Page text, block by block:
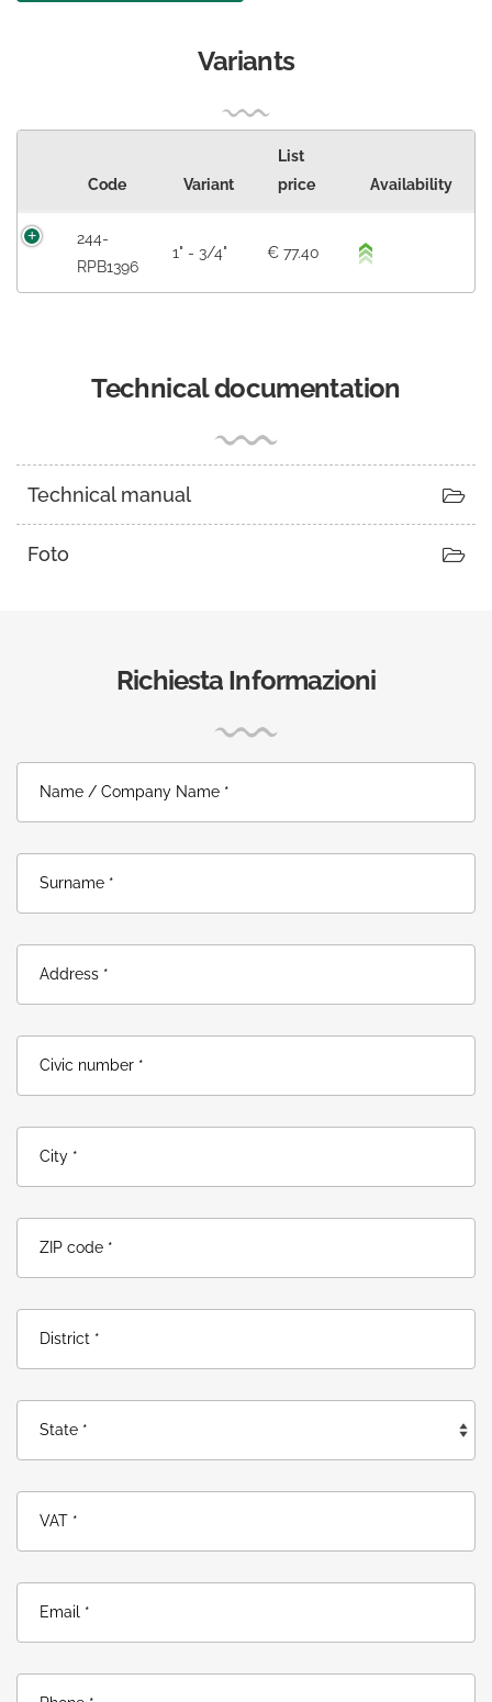
Variants
Code Variant
List
price
Availability
244-
RPB1396
1" - 3/4" € 77.40
Technical documentation
Technical manual
Foto
Richiesta Informazioni